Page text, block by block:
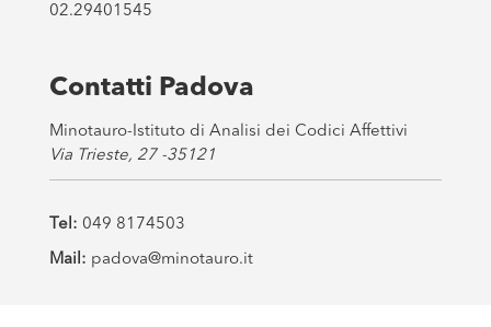
02.29401545
Contatti Padova
Minotauro-Istituto di Analisi dei Codici Affettivi
Via Trieste, 27 -35121
Tel: 049 8174503
Mail: padova@minotauro.it